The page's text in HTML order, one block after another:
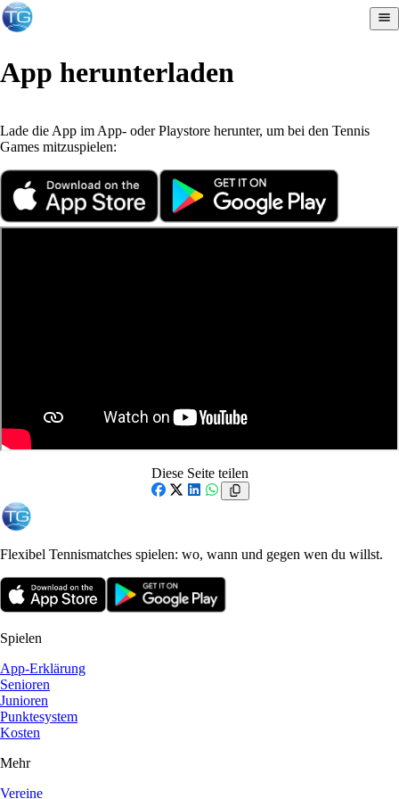
App herunterladen
Lade die App im App- oder Playstore herunter, um bei den Tennis
Games mitzuspielen:
Diese Seite teilen
LinkedIn
WhatsApp
Flexibel Tennismatches spielen: wo, wann und gegen wen du willst.
Spielen
App-Erklärung
Senioren
Junioren
Punktesystem
Kosten
Mehr
Vereine